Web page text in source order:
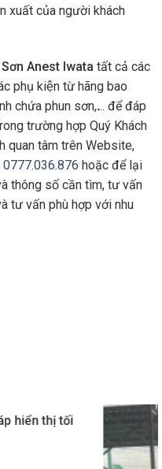
xuất của người khách
Anest Iwata tất cả các
phụ kiện từ hãng bao
chứa phun sơn,... để đáp
trường hợp Quý Khách
quan tâm trên Website,
0777.036.876 hoặc để lại
thông số cần tìm, tư vấn
tư vấn phù hợp với nhu